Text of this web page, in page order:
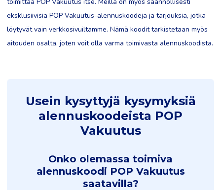
eksklusiivisia POP Vakuutus-alennuskoodeja ja tarjouksia, jotka
löytyvät vain verkkosivuiltamme. Nämä koodit tarkistetaan myös
aitouden osalta, joten voit olla varma toimivasta alennuskoodista.
Usein kysyttyjä kysymyksiä
alennuskoodeista POP
Vakuutus
Onko olemassa toimiva
alennuskoodi POP Vakuutus
saatavilla?